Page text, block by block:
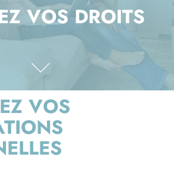
VOS DROITS
VOS